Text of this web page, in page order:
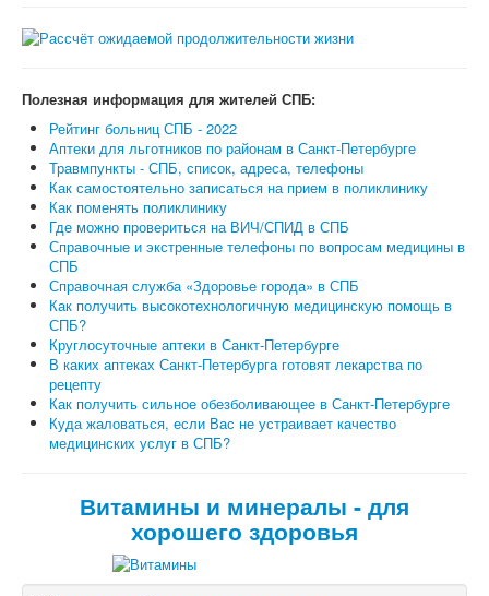
Полезная информация для жителей СПБ:
Рейтинг больниц СПБ - 2022
Аптеки для льготников по районам в Санкт-Петербурге
Травмпункты - СПБ, список, адреса, телефоны
Как самостоятельно записаться на прием в поликлинику
Как поменять поликлинику
Где можно провериться на ВИЧ/СПИД в СПБ
Справочные и экстренные телефоны по вопросам медицины в
СПБ
Справочная служба «Здоровье города» в СПБ
Как получить высокотехнологичную медицинскую помощь в
СПБ?
Круглосуточные аптеки в Санкт-Петербурге
В каких аптеках Санкт-Петербурга готовят лекарства по
рецепту
Как получить сильное обезболивающее в Санкт-Петербурге
Куда жаловаться, если Вас не устраивает качество
медицинских услуг в СПБ?
Витамины и минералы - для
хорошего здоровья